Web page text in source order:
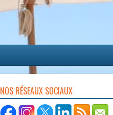
NOS RÉSEAUX SOCIAUX